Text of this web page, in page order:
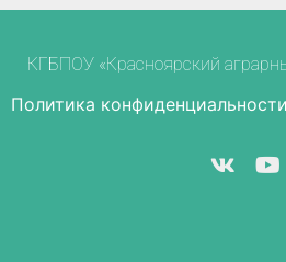
КГБПОУ «Красноярский
Политика конфиденциальности